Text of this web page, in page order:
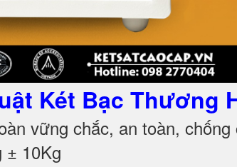
Két Bạc Thương
vững chắc, an toàn, chống
± 10Kg